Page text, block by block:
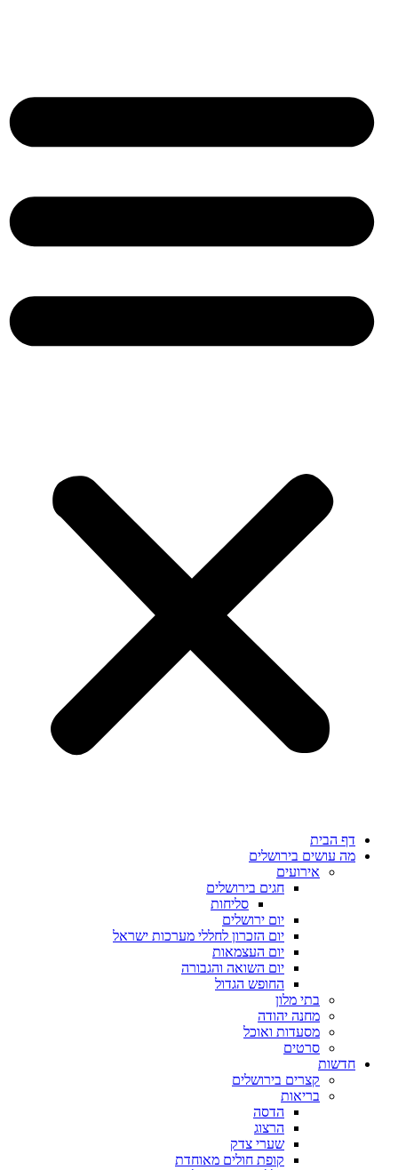
דף הבית
מה עושים בירושלים
אירועים
חגים בירושלים
סליחות
יום ירושלים
יום הזכרון לחללי מערכות ישראל
יום העצמאות
יום השואה והגבורה
החופש הגדול
בתי מלון
מחנה יהודה
מסעדות ואוכל
סרטים
חדשות
קצרים בירושלים
בריאות
הדסה
הרצוג
שערי צדק
קופת חולים מאוחדת